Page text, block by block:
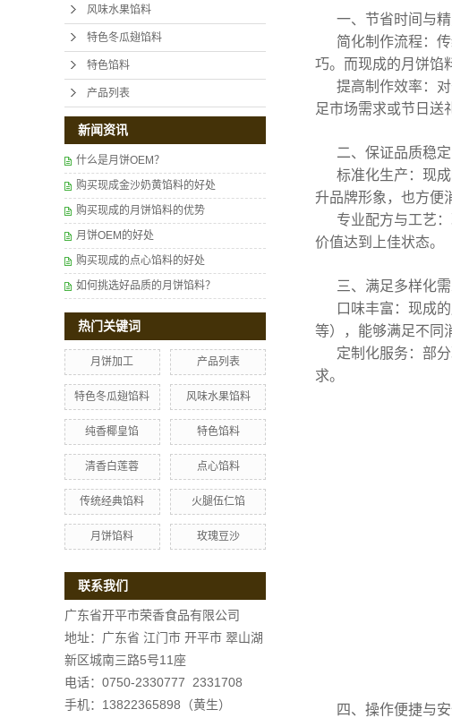
风味水果馅料
特色冬瓜翅馅料
特色馅料
产品列表
新闻资讯
什么是月饼OEM？
购买现成金沙奶黄馅料的好处
购买现成的月饼馅料的优势
月饼OEM的好处
购买现成的点心馅料的好处
如何挑选好品质的月饼馅料？
热门关键词
月饼加工 产品列表
特色冬瓜翅馅料 风味水果馅料
纯香椰皇馅 特色馅料
清香白莲蓉 点心馅料
传统经典馅料 火腿伍仁馅
月饼馅料 玫瑰豆沙
联系我们
广东省开平市荣香食品有限公司
地址：广东省 江门市 开平市 翠山湖
新区城南三路5号11座
电话：0750-2330777 2331708
手机：13822365898（黄生）
一、节省时间与
简化制作流程：
巧。而现成的月饼馅
提高制作效率：
足市场需求或节日送
二、保证品质稳定
标准化生产：现
升品牌形象，也方便
专业配方与工艺
价值达到上佳状态。
三、满足多样化
口味丰富：现成
等），能够满足不同
定制化服务：部
求。
四、操作便捷与